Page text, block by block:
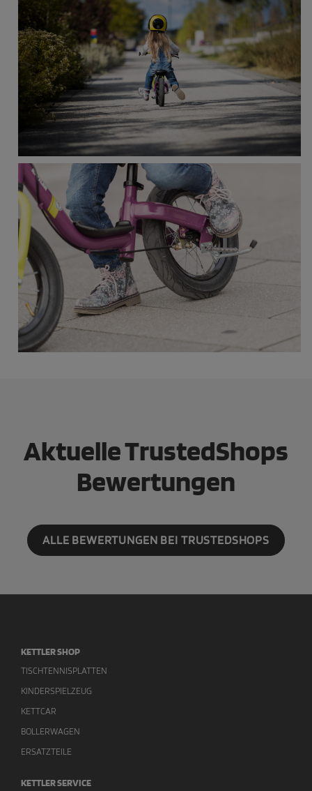
Aktuelle TrustedShops
Bewertungen
ALLE BEWERTUNGEN BEI TRUSTEDSHOPS
KETTLER SHOP
TISCHTENNISPLATTEN
KINDERSPIELZEUG
KETTCAR
BOLLERWAGEN
ERSATZTEILE
KETTLER SERVICE